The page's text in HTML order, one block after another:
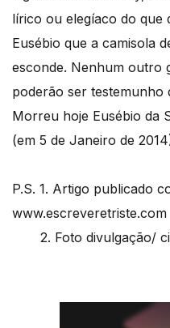
lírico ou elegíaco do que
Eusébio que a camisola
esconde. Nenhum outro
poderão ser testemunho
Morreu hoje Eusébio da
(em 5 de Janeiro de
P.S. 1. Artigo publicado
www.escreveretriste.com
2. Foto divulgação/